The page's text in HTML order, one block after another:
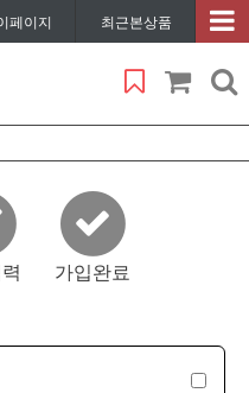
페이지 최근본상품
가입완료